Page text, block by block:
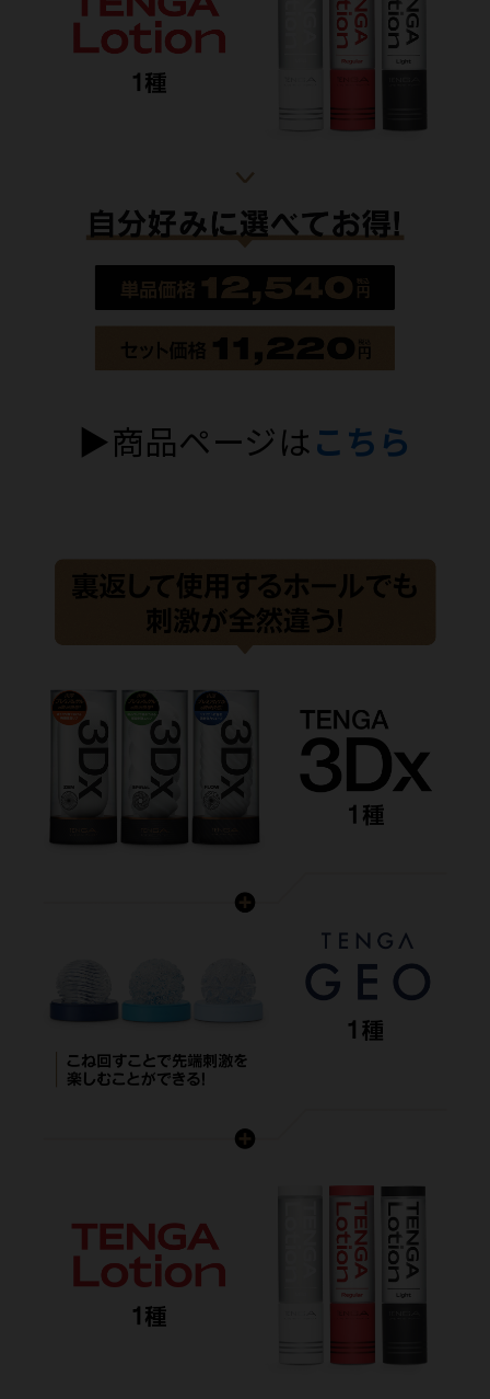
▶商品ページはこちら